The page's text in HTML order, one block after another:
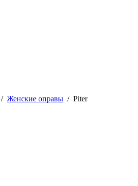
/ Женские оправы / Piter